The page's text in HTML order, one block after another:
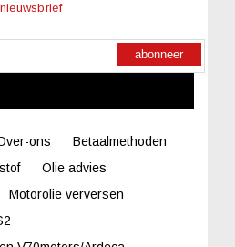
abonneer
ons
Betaalmethoden
Olie advies
Motorolie verversen